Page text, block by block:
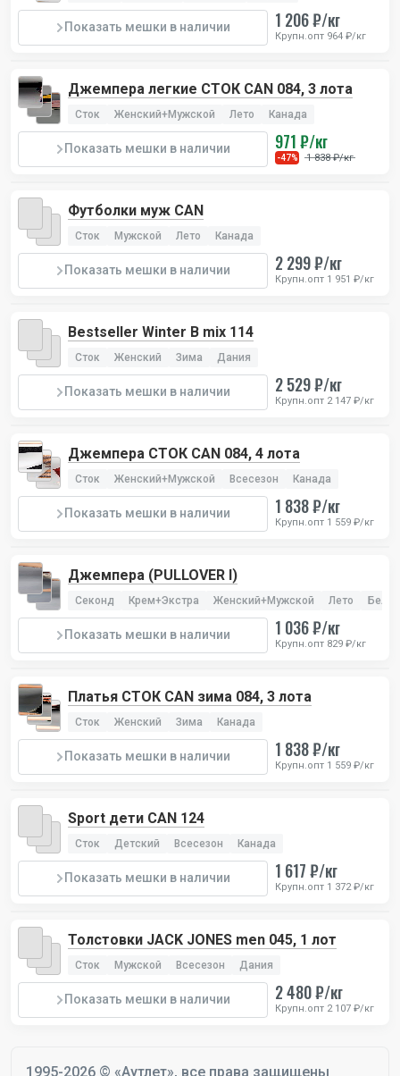
Показать мешки в наличии 1 206 ₽/кг
Крупн.опт 964 ₽/кг
Джемпера легкие СТОК CAN 084, 3 лота
Сток Женский+Мужской Лето Канада
Показать мешки в наличии 971 ₽/кг
-47% 1 838 ₽/кг
Футболки муж CAN
Сток Мужской Лето Канада
Показать мешки в наличии 2 299 ₽/кг
Крупн.опт 1 951 ₽/кг
Bestseller Winter В mix 114
Сток Женский Зима Дания
Показать мешки в наличии 2 529 ₽/кг
Крупн.опт 2 147 ₽/кг
Джемпера СТОК CAN 084, 4 лота
Сток Женский+Мужской Всесезон Канада
Показать мешки в наличии 1 838 ₽/кг
Крупн.опт 1 559 ₽/кг
Джемпера (PULLOVER I)
Секонд Крем+Экстра Женский+Мужской Лето
Показать мешки в наличии 1 036 ₽/кг
Крупн.опт 829 ₽/кг
Платья СТОК CAN зима 084, 3 лота
Сток Женский Зима Канада
Показать мешки в наличии 1 838 ₽/кг
Крупн.опт 1 559 ₽/кг
Sport дети CAN 124
Сток Детский Всесезон Канада
Показать мешки в наличии 1 617 ₽/кг
Крупн.опт 1 372 ₽/кг
Толстовки JACK JONES men 045, 1 лот
Сток Мужской Всесезон Дания
Показать мешки в наличии 2 480 ₽/кг
Крупн.опт 2 107 ₽/кг
1995-2026 © «Аутлет», все права защищены